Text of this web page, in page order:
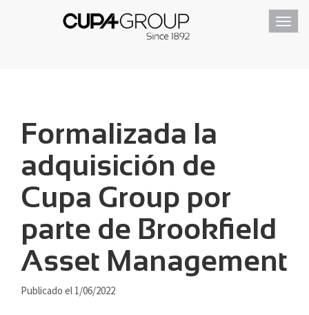
Formalizada la
adquisición de
Cupa Group por
parte de Brookfield
Asset Management
Publicado el 1/06/2022